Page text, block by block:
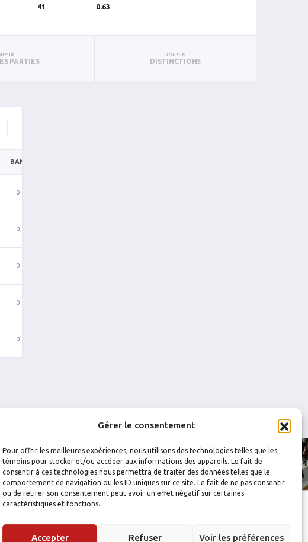
Gérer le consentement
Pour offrir les meilleures expériences, nous utilisons des technologies telles que les
témoins pour stocker et/ou accéder aux informations des appareils. Le fait de
consentir à ces technologies nous permettra de traiter des données telles que le
comportement de navigation ou les ID uniques sur ce site. Le fait de ne pas consentir
ou de retirer son consentement peut avoir un effet négatif sur certaines
caractéristiques et fonctions.
Accepter Refuser Voir les préférences
41 0.63
PARTIES
JOUEUR
DISTINCTIONS
BAN
0
0
0
0
0